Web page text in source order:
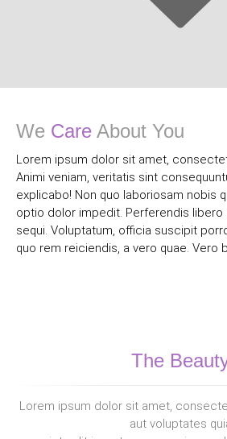
We Care About You
Lorem ipsum dolor sit amet,
Animi veniam, veritatis sint
explicabo! Non quo laboriosam nobis
optio dolor impedit. Perferendis libero
sequi. Voluptatum, officia suscipit
quo rem reiciendis, a vero quae. Vero
The
Lorem ipsum dolor sit amet,
aut voluptates